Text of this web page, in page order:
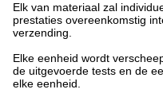
Elk van materiaal zal
prestaties overeenkomstig
verzending.
Elke eenheid wordt
de uitgevoerde tests en de
elke eenheid.